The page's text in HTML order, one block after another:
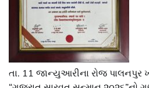
તા. 11 જાન્યુઆરીના રોજ પાલનપુર